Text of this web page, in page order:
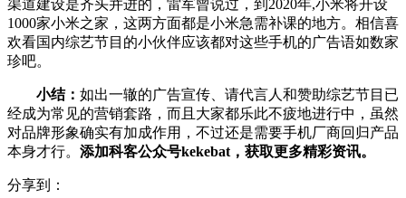
渠道建设是齐头并进的，雷军曾说过，到2020年,小米将开设
1000家小米之家，这两方面都是小米急需补课的地方。相信喜
欢看国内综艺节目的小伙伴应该都对这些手机的广告语如数家
珍吧。
小结： 如出一辙的广告宣传、请代言人和赞助综艺节目已
经成为常见的营销套路，而且大家都乐此不疲地进行中，虽然
对品牌形象确实有加成作用，不过还是需要手机厂商回归产品
本身才行。 添加科客公众号kekebat，获取更多精彩资讯。
分享到：